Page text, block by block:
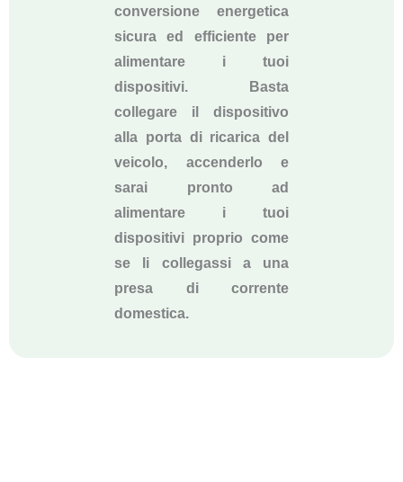
conversione energetica
sicura ed efficiente per
alimentare i tuoi
dispositivi. Basta
collegare il dispositivo
alla porta di ricarica del
veicolo, accenderlo e
sarai pronto ad
alimentare i tuoi
dispositivi proprio come
se li collegassi a una
presa di corrente
domestica.